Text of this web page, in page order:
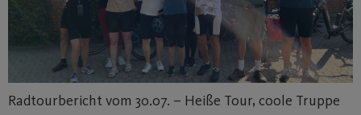
Radtourbericht vom 30.07. – Heiße Tour, coole Truppe